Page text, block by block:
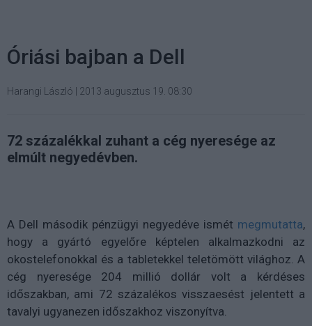
Óriási bajban a Dell
Harangi László 2013 augusztus 19. 08:30
72 százalékkal zuhant a cég nyeresége az
elmúlt negyedévben.
A Dell második pénzügyi negyedéve ismét megmutatta,
hogy a gyártó egyelőre képtelen alkalmazkodni az
okostelefonokkal és a tabletekkel teletömött világhoz. A
cég nyeresége 204 millió dollár volt a kérdéses
időszakban, ami 72 százalékos visszaesést jelentett a
tavalyi ugyanezen időszakhoz viszonyítva.